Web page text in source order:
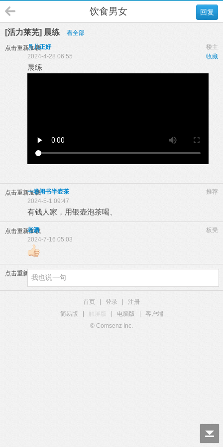
回复
饮食男女
[活力莱芜] 晨练 看全部
点击重新加载 楼主
月儿正好
收藏
2024-4-28 06:55
晨练
点击重新加载 推荐
一卷闲书半壶茶
2024-5-1 09:47
有钱人家，用银壶泡茶喝、
点击重新加载 板凳
老酒
2024-7-16 05:03
点击重新加载
首页 登录
注册
简易版
触屏版 电脑版
客户端
© Comsenz Inc.